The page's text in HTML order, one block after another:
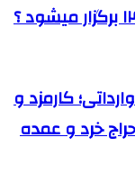
کارمزد و
خرد و عمده